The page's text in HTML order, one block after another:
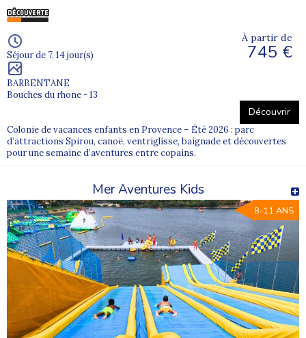
Séjour de 7, 14 jour(s)
BARBENTANE
Bouches du rhone - 13
À partir de
745 €
Découvrir
Colonie de vacances enfants en Provence – Été 2026 : parc
d’attractions Spirou, canoë, ventriglisse, baignade et découvertes
pour une semaine d’aventures entre copains.
Mer Aventures Kids
8-11 ANS